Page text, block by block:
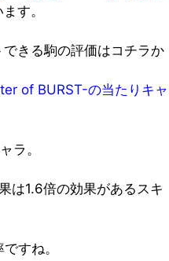
す。
きる駒の評価はコチラか
of BURST-の当たりキャ
ラ。
は1.6倍の効果があるスキ
すね。